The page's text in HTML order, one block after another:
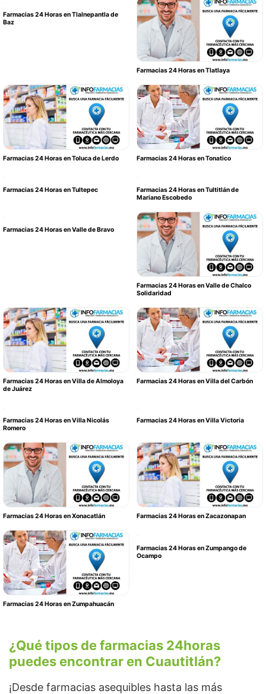
Farmacias 24 Horas en Tlalnepantla de
Baz
Farmacias 24 Horas en Tlatlaya
Farmacias 24 Horas en Toluca de Lerdo Farmacias 24 Horas en Tonatico
Farmacias 24 Horas en Tultepec
Farmacias 24 Horas en Tultitlán de
Mariano Escobedo
Farmacias 24 Horas en Valle de Bravo
Farmacias 24 Horas en Valle de Chalco
Solidaridad
Farmacias 24 Horas en Villa de Almoloya
de Juárez
Farmacias 24 Horas en Villa del Carbón
Farmacias 24 Horas en Villa Nicolás
Romero
Farmacias 24 Horas en Villa Victoria
Farmacias 24 Horas en Xonacatlán Farmacias 24 Horas en Zacazonapan
Farmacias 24 Horas en Zumpahuacán
Farmacias 24 Horas en Zumpango de
Ocampo
¿Qué tipos de farmacias 24horas
puedes encontrar en Cuautitlán?
¡Desde farmacias asequibles hasta las más